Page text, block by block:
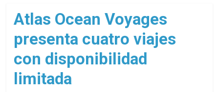
cruceros
en
un
solo
sitio
Atlas Ocean Voyages
presenta cuatro viajes
con disponibilidad
limitada